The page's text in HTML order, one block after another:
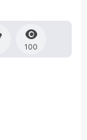
100